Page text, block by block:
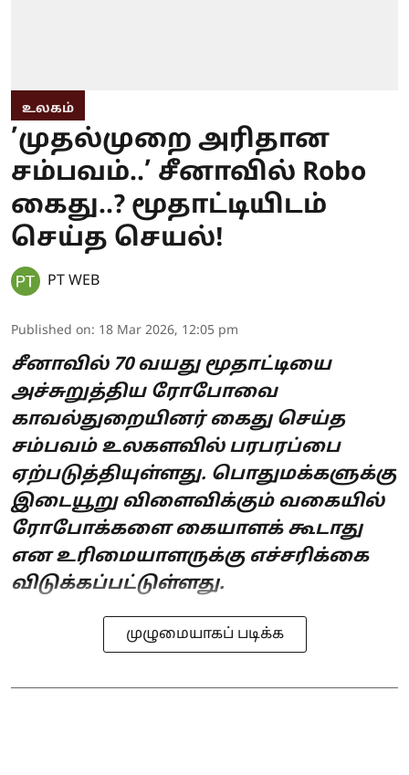
உலகம்
’முதல்முறை அரிதான
சம்பவம்..’ சீனாவில் Robo
கைது..? மூதாட்டியிடம்
செய்த செயல்!
PT WEB
Published on: 18 Mar 2026, 12:05 pm
சீனாவில் 70 வயது மூதாட்டியை
அச்சுறுத்திய ரோபோவை
காவல்துறையினர் கைது செய்த
சம்பவம் உலகளவில் பரபரப்பை
ஏற்படுத்தியுள்ளது. பொதுமக்களுக்கு
இடையூறு விளைவிக்கும் வகையில்
ரோபோக்களை கையாளக் கூடாது
என உரிமையாளருக்கு எச்சரிக்கை
விடுக்கப்பட்டுள்ளது.
முழுமையாகப் படிக்க